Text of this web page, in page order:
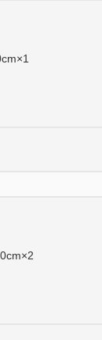
イスタオル・
ンディショナ
16：00～25：